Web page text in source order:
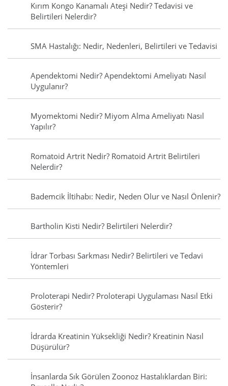
Kırım Kongo Kanamalı Ateşi Nedir? Tedavisi ve
Belirtileri Nelerdir?
SMA Hastalığı: Nedir, Nedenleri, Belirtileri ve Tedavisi
Apendektomi Nedir? Apendektomi Ameliyatı Nasıl
Uygulanır?
Myomektomi Nedir? Miyom Alma Ameliyatı Nasıl
Yapılır?
Romatoid Artrit Nedir? Romatoid Artrit Belirtileri
Nelerdir?
Bademcik İltihabı: Nedir, Neden Olur ve Nasıl Önlenir?
Bartholin Kisti Nedir? Belirtileri Nelerdir?
İdrar Torbası Sarkması Nedir? Belirtileri ve Tedavi
Yöntemleri
Proloterapi Nedir? Proloterapi Uygulaması Nasıl Etki
Gösterir?
İdrarda Kreatinin Yüksekliği Nedir? Kreatinin Nasıl
Düşürülür?
İnsanlarda Sık Görülen Zoonoz Hastalıklardan Biri: